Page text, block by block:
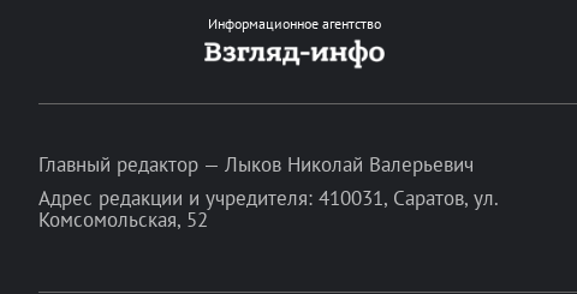
Информационное агентство
Главный редактор — Лыков Николай Валерьевич
Адрес редакции и учредителя: 410031, Саратов, ул.
Комсомольская, 52